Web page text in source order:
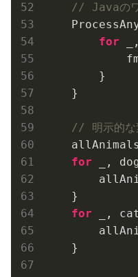
// Javaのワ
for
        }
    }
// 明示的な
for _,
    }
for _,
    }